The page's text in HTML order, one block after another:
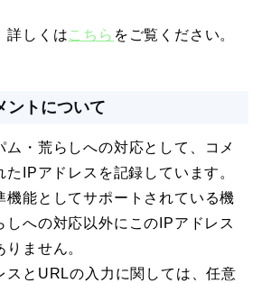
詳しくはこちら をご覧ください。
ントについて
ム・荒らしへの対応として、コメ
たIPアドレスを記録しています。
機能としてサポートされている機
しへの対応以外にこのIPアドレス
ません。
スとURLの入力に関しては、任意